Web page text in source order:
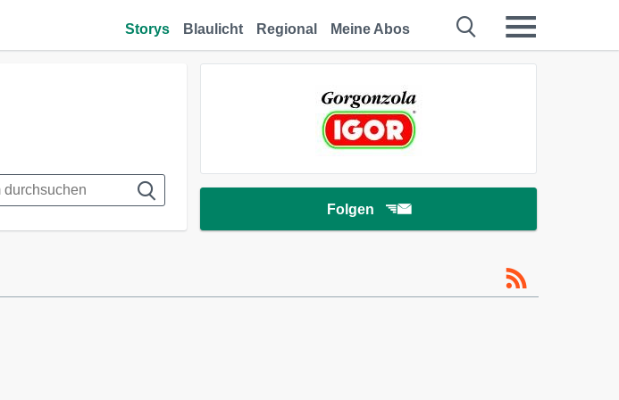
Storys Blaulicht Regional Meine Abos
Folgen